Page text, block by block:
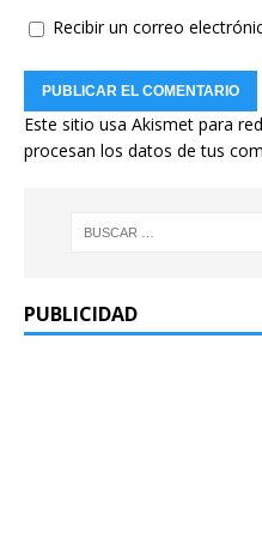
Recibir un correo
Este sitio usa Akismet para
procesan los datos de tus
PUBLICIDAD